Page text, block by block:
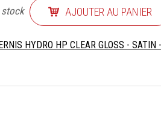
AJOUTER AU PANIER
HYDRO HP CLEAR GLOSS - SATIN